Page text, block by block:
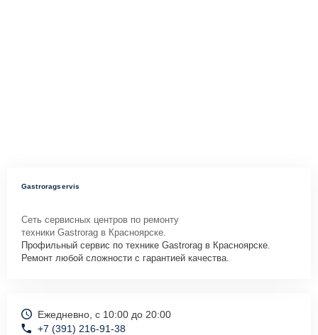
Gastroragservis
Сеть сервисных центров по ремонту
техники Gastrorag в Красноярске.
Профильный сервис по технике Gastrorag в Красноярске.
Ремонт любой сложности с гарантией качества.
Ежедневно, с 10:00 до 20:00
+7 (391) 216-91-38